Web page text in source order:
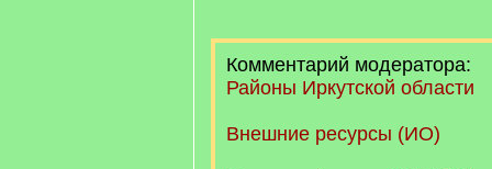
Комментарий модератора:
Районы Иркутской области
Внешние ресурсы (ИО)